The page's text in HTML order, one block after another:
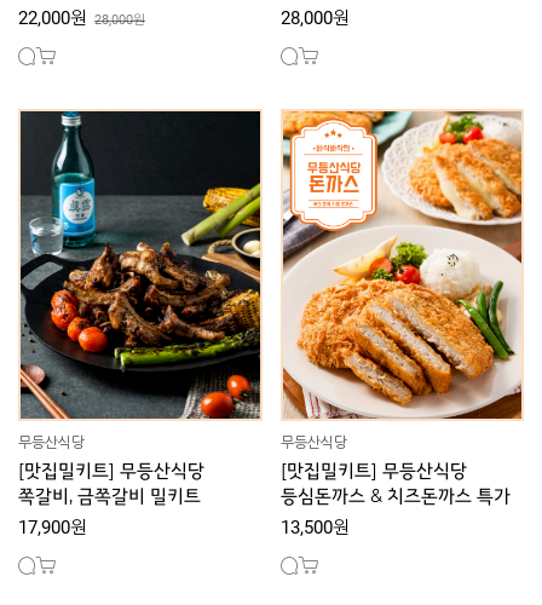
22,000원 28,000원 28,000원
무등산식당
[맛집밀키트] 무등산식당
쪽갈비, 금쪽갈비 밀키트
17,900원
무등산식당
[맛집밀키트] 무등산식당
등심돈까스 & 치즈돈까스 특가
13,500원